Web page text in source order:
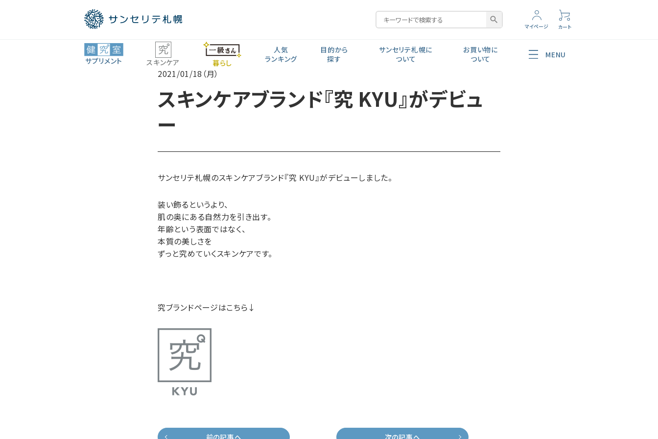
search
マイページ カート
サプリメント スキンケア 暮らし
人気
ランキング
目的から
探す
毎日の元気 食生活・生活習慣
サンセリテ札幌に
ついて
会社紹介・沿革
お買い物に
ついて
ショッピングガイド
MENU
私の人生から探す 開発思想
2021/01/18（月）
スキンケアブランド『究 KYU』がデビュ
ー
サンセリテ札幌のスキンケアブランド『究 KYU』がデビューしました。
装い飾るというより、
肌の奥にある自然力を引き出す。
年齢という表面ではなく、
本質の美しさを
ずっと究めていくスキンケアです。
究ブランドページはこちら↓
前の記事へ 次の記事へ